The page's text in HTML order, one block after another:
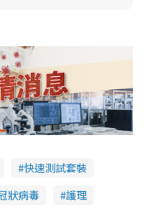
快速測試套裝
狀病毒
護理